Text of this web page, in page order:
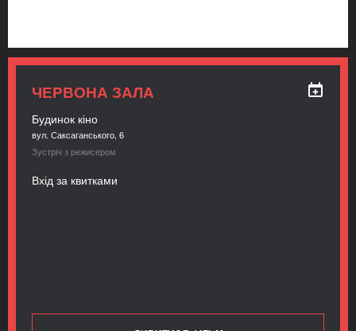
ЧЕРВОНА ЗАЛА
Будинок кіно
вул. Саксаганського, 6
Зустріч з режисером
Вхід за квитками